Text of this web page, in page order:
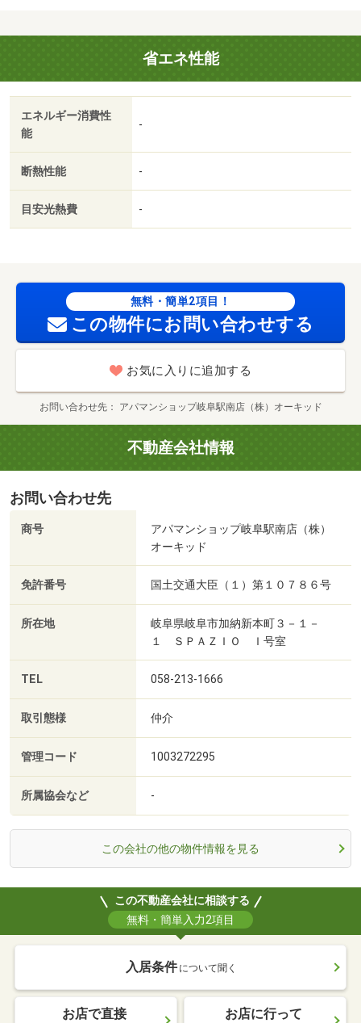
料］ １人増えるごとに、＋１，１００円、更新事務手数
料 １６５００円 保証会社：イントラストのみ／バスト
イレ別／バルコニー／エアコン／シャワー付洗面台／ＴＶ
インターホン／陽当り良好／シューズボックス／角住戸／
温水洗浄便座／洗面所独立／駐輪場／即入居可／礼金不要
／最上階／敷金不要／ペット相談／照明付／事務所相談／
要／保証会社利用可／高齢者歓迎／ファミリーマート岐阜
下川手店（コンビニ）まで１２１ｍ／岐阜城東郵便局（郵
便局）まで１７４ｍ／Ａ－プライス 岐阜店（スーパー）
ア）まで６３８ｍ／湯どころ みのり（その他）まで７６
６ｍ/賃貸戸数:24戸
省エネ性能
エネルギー消費性
能
-
断熱性能 -
目安光熱費 -
無料・簡単2項目！
この物件にお問い合わせする
お気に入りに追加する
お問い合わせ先 アパマンショップ岐阜駅南店（株）オーキッド
不動産会社情報
お問い合わせ先
商号
アパマンショップ岐阜駅南店（株）
オーキッド
免許番号 国土交通大臣（１）第１０７８６号
所在地
岐阜県岐阜市加納新本町３－１－
１ ＳＰＡＺＩＯ Ｉ号室
TEL 058-213-1666
取引態様 仲介
管理コード 1003272295
所属協会など -
この会社の他の物件情報を見る
この不動産会社に相談する
無料・簡単入力2項目
入居条件 について聞く
お店で直接 お店に行って